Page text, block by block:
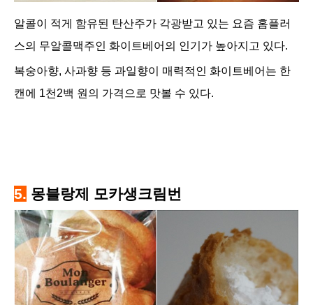
알콜이 적게 함유된 탄산주가 각광받고 있는 요즘 홈플러
스의 무알콜맥주인 화이트베어의 인기가 높아지고 있다.
복숭아향, 사과향 등 과일향이 매력적인 화이트베어는 한
캔에 1천2백 원의 가격으로 맛볼 수 있다.
5. 몽블랑제 모카생크림번